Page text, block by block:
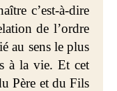
c’est-à-dire
de l’ordre
au sens le plus
à la vie. Et cet
Père et du Fils